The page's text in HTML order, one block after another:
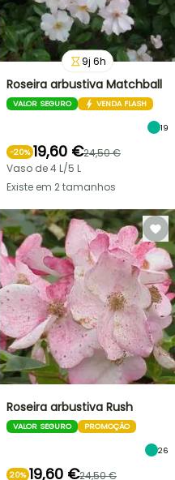
9j 6h
Roseira arbustiva Matchball
VALOR SEGURO VENDA FLASH
19
-20% 19,60 €24,50 €
Vaso de 4 L/5 L
Existe em 2 tamanhos
Roseira arbustiva Rush
VALOR SEGURO PROMOÇÃO
26
20% 19,60 €24,50 €